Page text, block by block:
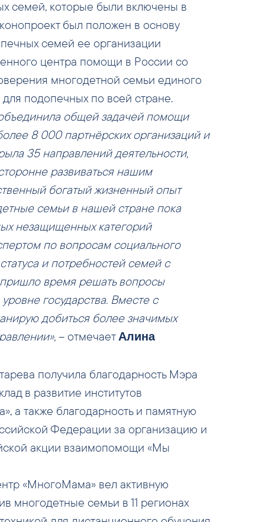
семей, которые были включены в
был положен в основу
семей ее организации
центра помощи в России со
многодетной семьи единого
подопечных по всей стране.
общей задачей помощи
8 000 партнёрских организаций и
35 направлений деятельности,
развиваться нашим
богатый жизненный опыт
семьи в нашей стране пока
незащищенных категорий
по вопросам социального
и потребностей семей с
время решать вопросы
государства. Вместе с
добиться более значимых
– отмечает Алина
получила благодарность Мэра
в развитие институтов
а также благодарность и памятную
Федерации за организацию и
акции взаимопомощи «Мы
«МногоМама» вел активную
многодетные семьи в 11 регионах